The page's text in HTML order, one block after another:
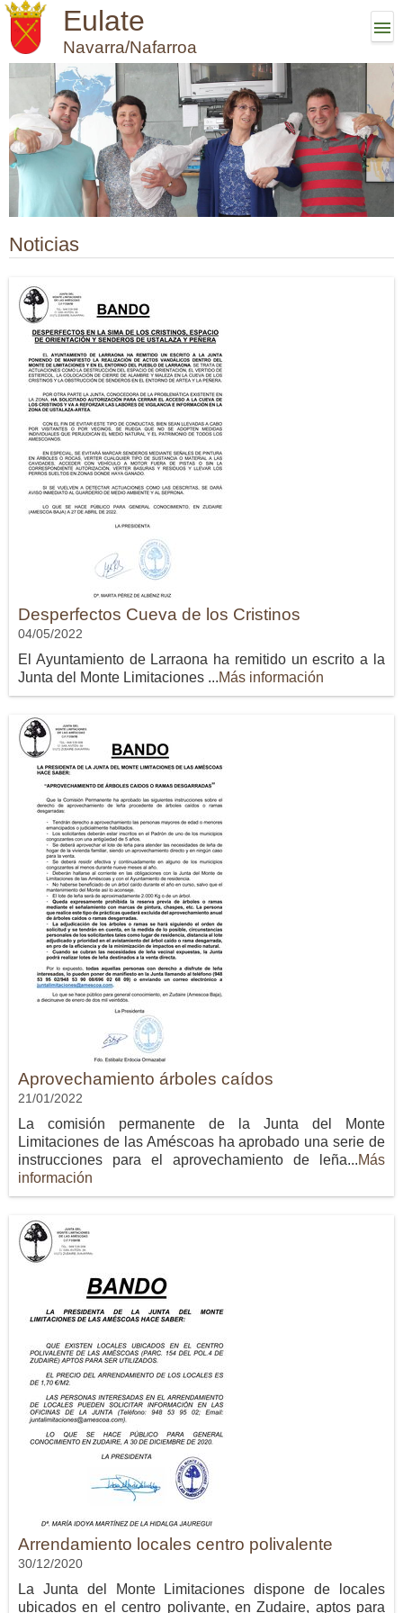
Eulate
Navarra/Nafarroa
Noticias
Desperfectos Cueva de los Cristinos
04/05/2022
El Ayuntamiento de Larraona ha remitido un escrito a la
Junta del Monte Limitaciones ...Más información
Aprovechamiento árboles caídos
21/01/2022
La comisión permanente de la Junta del Monte
Limitaciones de las Améscoas ha aprobado una serie de
instrucciones para el aprovechamiento de leña...Más
información
Arrendamiento locales centro polivalente
30/12/2020
La Junta del Monte Limitaciones dispone de locales
ubicados en el centro polivante, en Zudaire, aptos para